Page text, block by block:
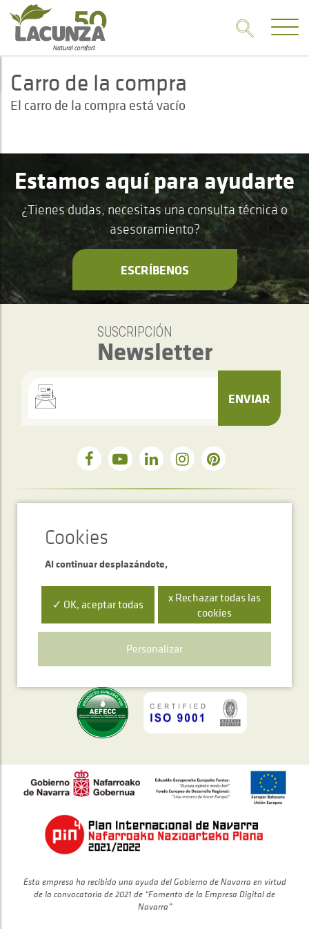
Carro de la compra
El carro de la compra está vacío
Estamos aquí para ayudarte
¿Tienes dudas, necesitas una consulta técnica o
asesoramiento?
ESCRÍBENOS
SUSCRIPCIÓN
Newsletter
ENVIAR
+34 948 563 511
Polígono Ibarrea, s/n 31800 Alsasua, Navarra, Spain
Esta empresa ha recibido una ayuda del Gobierno de Navarra en virtud
de la convocatoria de 2021 de “Fomento de la Empresa Digital de
Navarra”
Al continuar desplazándote,
✓ OK, aceptar todas
x Rechazar todas las
cookies
Personalizar